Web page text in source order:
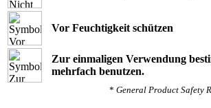
Vor Feuchtigkeit schützen
Zur einmaligen Verwendung
mehrfach benutzen.
* General Product Safety